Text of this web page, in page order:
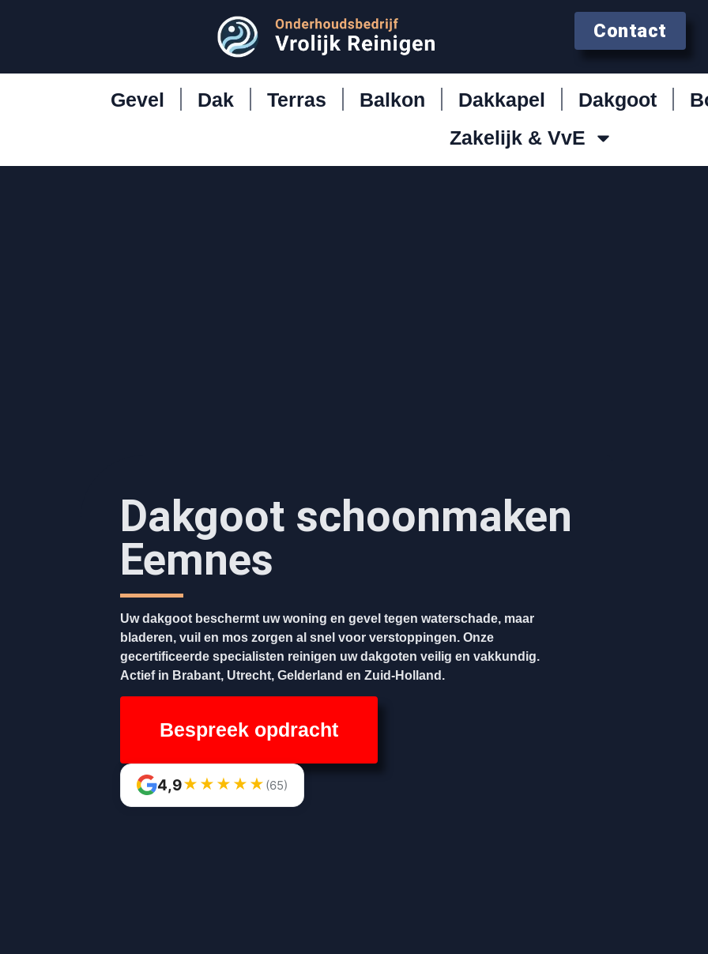
Contact
Gevel Dak Terras Balkon Dakkapel Dakgoot
Zakelijk & VvE
Dakgoot schoonmaken​
Eemnes
Uw dakgoot beschermt uw woning en gevel tegen waterschade, maar
bladeren, vuil en mos zorgen al snel voor verstoppingen. Onze
gecertificeerde specialisten reinigen uw dakgoten veilig en vakkundig.
Actief in Brabant, Utrecht, Gelderland en Zuid-Holland.
Bespreek opdracht
4,9★ ★ ★ ★ ★ (65)